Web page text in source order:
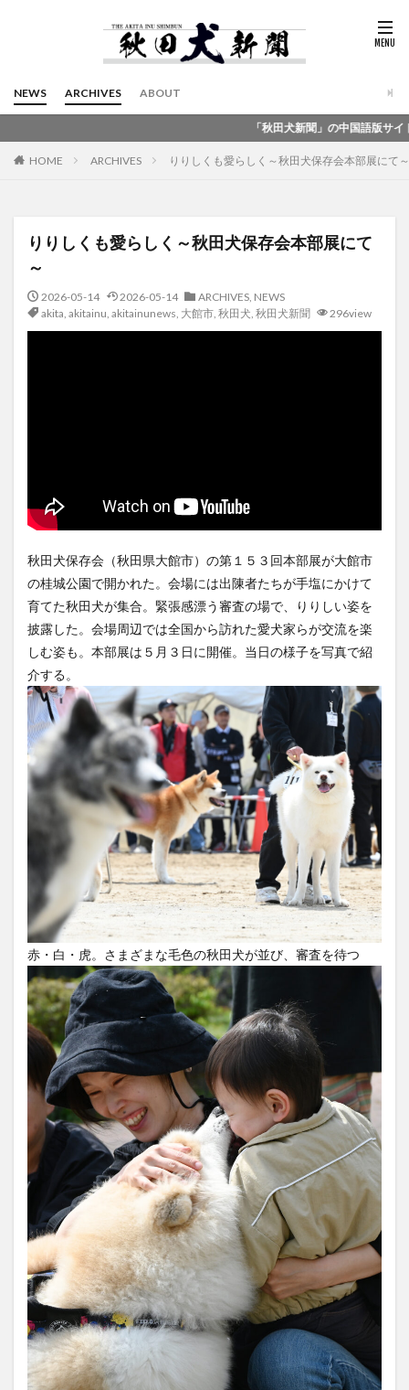
NEWS ARCHIVES ABOUT
「秋田犬新聞」の中国語版サイトを公開しました
HOME ARCHIVES りりしくも愛らしく～秋田犬保存会本部展にて～
りりしくも愛らしく～秋田犬保存会本部展にて
～
2026-05-14 2026-05-14 ARCHIVES, NEWS
akita, akitainu, akitainunews, 大館市, 秋田犬, 秋田犬新聞 296view
秋田犬保存会（秋田県大館市）の第１５３回本部展が大館市
の桂城公園で開かれた。会場には出陳者たちが手塩にかけて
育てた秋田犬が集合。緊張感漂う審査の場で、りりしい姿を
披露した。会場周辺では全国から訪れた愛犬家らが交流を楽
しむ姿も。本部展は５月３日に開催。当日の様子を写真で紹
介する。
赤・白・虎。さまざまな毛色の秋田犬が並び、審査を待つ